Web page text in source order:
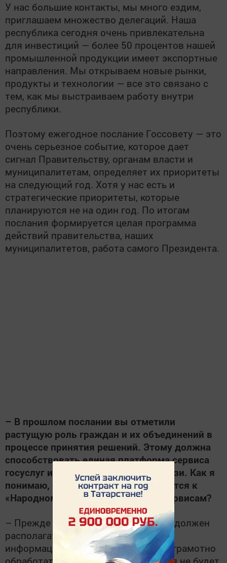
У нас большие контакты, мы много ездим,
приглашаем множество делегаций. Наша
республика сегодня очень привлекательна
для инвестиций — более 50 процентов нашей
промышленной продукции имеет экспортные
направления. Мы открываем новые рынки,
продукты и технологии — все это связано с
тем, как мы выстраиваем работу внутри
республики.
Поэтому ежегодное послание Госсовету — это
очень серьезное событие, которое дает
сигнал Правительству, органам власти и
муниципалитетам, определяет их приоритеты
на следующий год. Хотя у нас есть и
стратегические приоритеты, которые
планируются не на один год. По итогам
послания формируется целая программа
действий правительства, наших
муниципалитетов, работа самого Президента.
– В прошлом послании вы отметили
растущую роль граждан и их объединений в
процессе принятия решений. Этому должна
способствовать единая платформа сервиса
госуслуг и механизмы обратной связи. Как я
понимаю, это, прежде всего, относится к
«Народному контролю» и другим сервисам?
– Прежде чем управлять кем-то, ты должен
располагать информацией. И когда
информации очень много, ее нужно грамотно